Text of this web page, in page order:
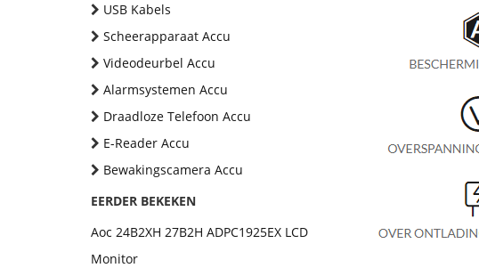
USB Kabels
Scheerapparaat Accu
Videodeurbel Accu
Alarmsystemen Accu
Draadloze Telefoon Accu
E-Reader Accu
Bewakingscamera Accu
EERDER BEKEKEN
Aoc 24B2XH 27B2H ADPC1925EX LCD
Monitor